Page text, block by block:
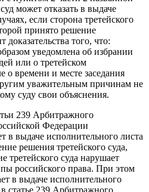
может отказать в выдаче
если сторона третейского
принято решение
доказательства того, что:
уведомлена об избрании
или о третейском
о времени и месте заседания
уважительным причинам не
суду свои объяснения.
239 Арбитражного
Федерации
в выдаче исполнительного листа
решения третейского суда,
третейского суда нарушает
российского права. При этом
в выдаче исполнительного
статье 239 Арбитражного